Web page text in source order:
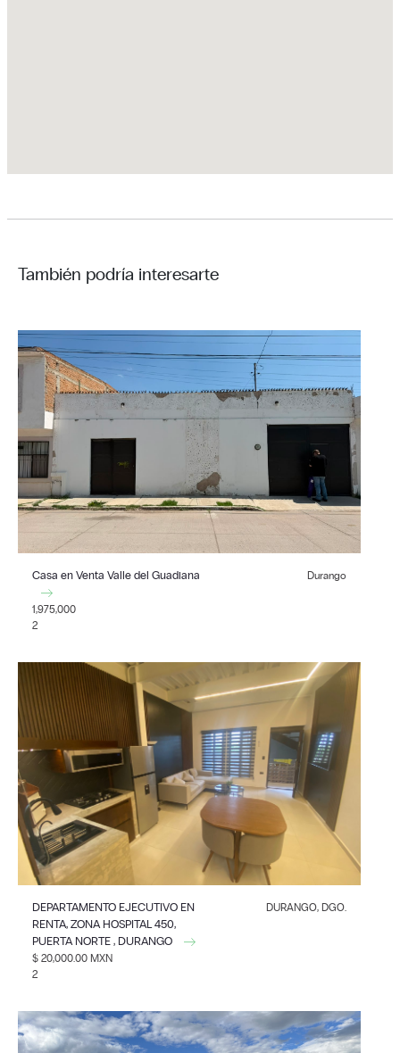
También podría interesarte
Casa en Venta Valle del Guadiana Durango
1,975,000
2
DEPARTAMENTO EJECUTIVO EN
RENTA, ZONA HOSPITAL 450,
PUERTA NORTE , DURANGO
DURANGO, DGO.
$ 20,000.00 MXN
2